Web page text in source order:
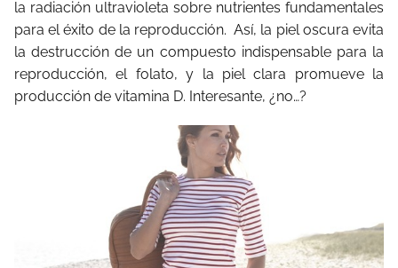
la radiación ultravioleta sobre nutrientes fundamentales
para el éxito de la reproducción. Así, la piel oscura evita
la destrucción de un compuesto indispensable para la
reproducción, el folato, y la piel clara promueve la
producción de vitamina D. Interesante, ¿no…?